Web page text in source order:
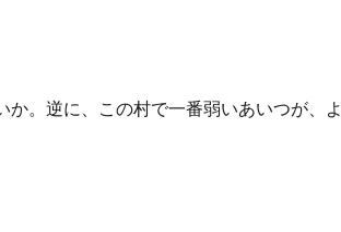
。逆に、この村で一番弱いあいつが、よ